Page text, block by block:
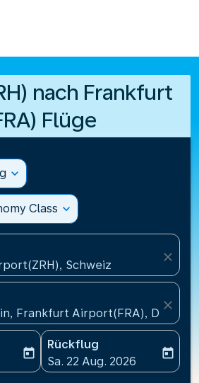
nach Frankfurt
Flüge
expand_more
Class expand_more
Schweiz
close
Frankfurt Airport(FRA),
close
date-aria-label
today
Rückflug
fc-booking-return-date-
Sa. 22 Aug. 2026
today